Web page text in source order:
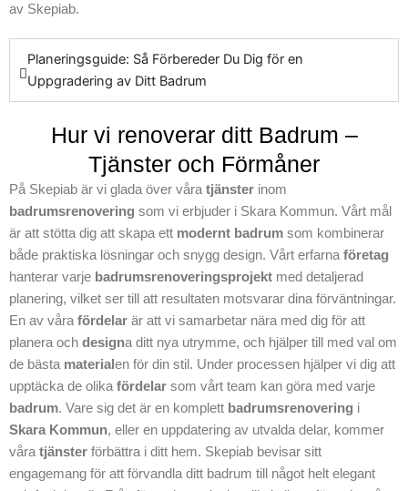
processen. För att
få reda på mer om
hur vi kan hjälpa
dig att få ditt nya
dina förväntningar,
tveka inte att ta
kontakt med oss.
Vi ser fram emot
att göra din
badrumsdröm till
verklighet från start
till slut och skapa
en ny känsla i ditt
badrum till din
badrumsdröm.
Kontakta Skepiab
idag för mer
information och
planering av din
badrumsrenoverin
av Skepiab.
Planeringsguide: Så Förbereder Du Dig för en
Uppgradering av Ditt Badrum
Hur vi renoverar ditt Badrum –
Tjänster och Förmåner
På Skepiab är vi glada över våra tjänster inom
badrumsrenovering som vi erbjuder i Skara Kommun. Vårt mål
är att stötta dig att skapa ett modernt badrum som kombinerar
både praktiska lösningar och snygg design. Vårt erfarna företag
hanterar varje badrumsrenoveringsprojekt med detaljerad
planering, vilket ser till att resultaten motsvarar dina förväntningar.
En av våra fördelar är att vi samarbetar nära med dig för att
planera och designa ditt nya utrymme, och hjälper till med val om
de bästa materialen för din stil. Under processen hjälper vi dig att
upptäcka de olika fördelar som vårt team kan göra med varje
badrum. Vare sig det är en komplett badrumsrenovering i
Skara Kommun, eller en uppdatering av utvalda delar, kommer
våra tjänster förbättra i ditt hem. Skepiab bevisar sitt
engagemang för att förvandla ditt badrum till något helt elegant